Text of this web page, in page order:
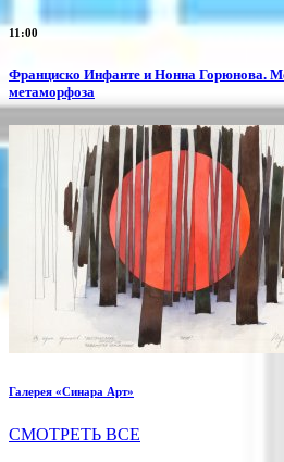
11:00
Франциско Инфанте и Нонна Горюнова.
метаморфоза
Галерея «Синара Арт»
СМОТРЕТЬ ВСЕ